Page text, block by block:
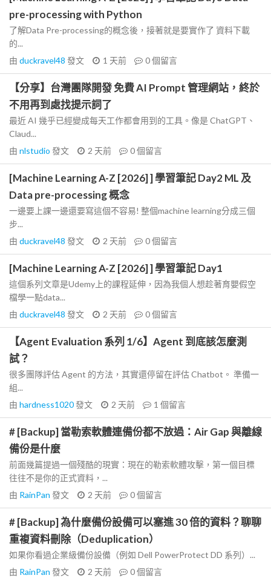
pre-processing with Python
了解Data Pre-processing的概念後，接著就是要實作了 資料下載
的...
由 duckravel48 發文 1 天前 0個留言
【分享】台灣團隊開發 免費 AI Prompt 管理網站，終於
不用再到處找提示詞了
最近 AI 幾乎已經變成每天工作都會用到的工具。像是 ChatGPT、
Claud...
由 nlstudio 發文 2 天前 0個留言
[Machine Learning A-Z [2026] ] 學習筆記 Day2 ML 及
Data pre-processing 概念
一邊要上課一邊還要寫這個不容易! 整個machine learning分成三個
步...
由 duckravel48 發文 2 天前 0個留言
[Machine Learning A-Z [2026] ] 學習筆記 Day1
這個系列文章是Udemy上的課程延伸，因為我個人想趁著育嬰假空
檔學一點data...
由 duckravel48 發文 2 天前 0個留言
【Agent Evaluation 系列 1/6】Agent 到底該怎麼測
試？
很多團隊評估 Agent 的方法，其實還停留在評估 Chatbot。 準備一
組...
由 hardness1020發文 2 天前 1 個留言
# [Backup] 當勒索軟體連備份都不放過：Air Gap 與離線
備份是什麼
前面幾篇提過一個殘酷的現實：現在的勒索軟體攻擊，第一個目標
往往不是你的正式資料，...
由 RainPan 發文 2 天前 0個留言
# [Backup] 為什麼備份設備可以塞進 30 倍的資料？聊聊
重複資料刪除（Deduplication）
如果你看過企業級備份設備（例如 Dell PowerProtect DD 系列）...
由 RainPan 發文 2 天前 0個留言